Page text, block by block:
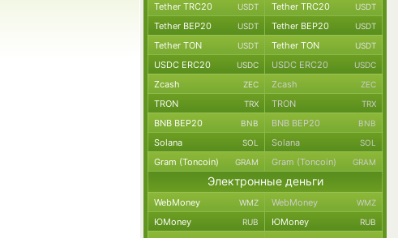
Tether TRC20 USDT Tether TRC20 USDT
Tether BEP20 USDT Tether BEP20 USDT
Tether TON USDT Tether TON USDT
USDC ERC20 USDC USDC ERC20 USDC
Zcash ZEC Zcash ZEC
TRON TRX TRON TRX
BNB BEP20 BNB BNB BEP20 BNB
Solana SOL Solana SOL
Gram (Toncoin) GRAM Gram (Toncoin) GRAM
Электронные деньги
WebMoney WMZ WebMoney WMZ
ЮMoney RUB ЮMoney RUB